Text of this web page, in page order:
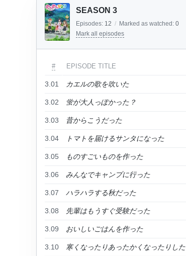
SEASON 3
Episodes: 12 / Marked as watched: 0
Mark all episodes
# EPISODE TITLE
3.01 カエルの歌を吹いた
3.02 蛍が大人っぽかった？
3.03 昔からこうだった
3.04 トマトを届けるサンタになった
3.05 ものすごいものを作った
3.06 みんなでキャンプに行った
3.07 ハラハラする秋だった
3.08 先輩はもうすぐ受験だった
3.09 おいしいごはんを作った
3.10 寒くなったりあったかくなったりした